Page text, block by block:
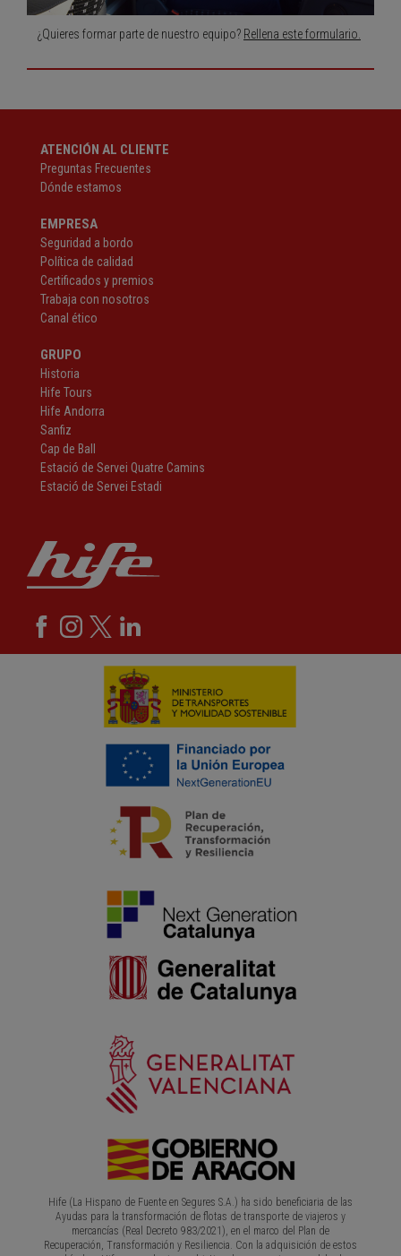
¿Quieres formar parte de nuestro equipo? Rellena este formulario.
ATENCIÓN AL CLIENTE
Preguntas Frecuentes
Dónde estamos
EMPRESA
Seguridad a bordo
Política de calidad
Certificados y premios
Trabaja con nosotros
Canal ético
GRUPO
Historia
Hife Tours
Hife Andorra
Sanfiz
Cap de Ball
Estació de Servei Quatre Camins
Estació de Servei Estadi
Hife (La Hispano de Fuente en Segures S.A.) ha sido beneficiaria de las
Ayudas para la transformación de flotas de transporte de viajeros y
mercancías (Real Decreto 983/2021), en el marco del Plan de
Recuperación, Transformación y Resiliencia. Con la adquisición de estos